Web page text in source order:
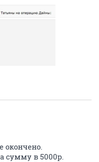
окончено.
сумму в 5000р.